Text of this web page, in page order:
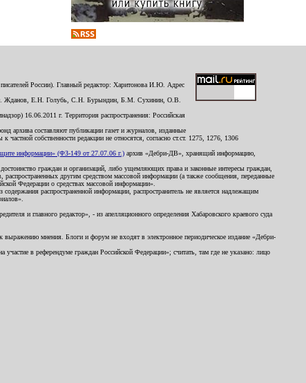
России). Главный редактор: Харитонова И.Ю. Адрес
Жданов, Е.Н. Голубь, С.Н. Бурындин, Б.М. Сухинин, О.В.
16.06.2011 г. Территория распространения: Российская
архива составляют публикации газет и журналов, изданные
собственности редакции не относятся, согласно ст.ст. 1275, 1276, 1306
информации» (ФЗ-149 от 27.07.06 г.) архив «Дебри-ДВ», хранящий информацию,
граждан и организаций, либо ущемляющих права и законные интересы граждан,
другим средством массовой информации (а также сообщения, переданные
Федерации о средствах массовой информации».
распространенной информации, распространитель не является надлежащим
и главного редактор», - из апелляционного определения Хабаровского краевого суда
выражению мнения. Блоги и форум не входят в электронное периодическое издание «Дебри-
в референдуме граждан Российской Федерации»; считать, там где не указано: лицо